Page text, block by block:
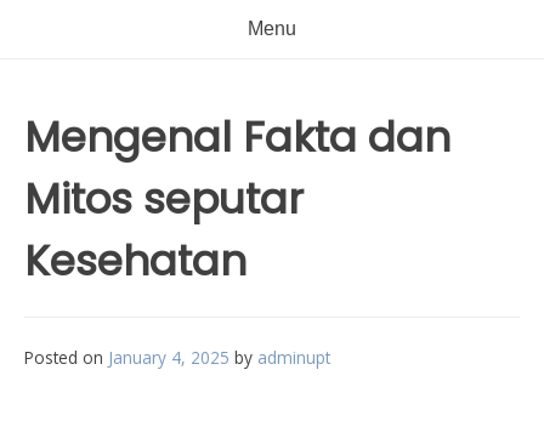
Menu
Mengenal Fakta dan
Mitos seputar
Kesehatan
Posted on January 4, 2025 by adminupt